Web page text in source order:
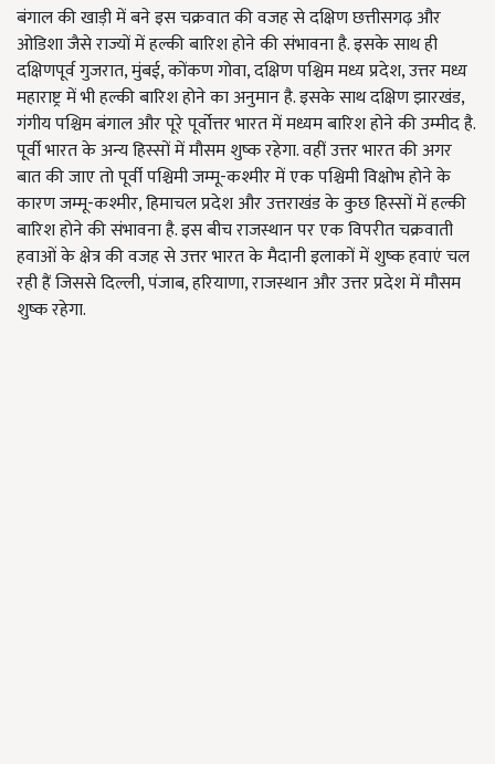
बंगाल की खाड़ी में बने इस चक्रवात की वजह से दक्षिण छत्तीसगढ़ और
ओडिशा जैसे राज्यों में हल्की बारिश होने की संभावना है. इसके साथ ही
दक्षिणपूर्व गुजरात, मुंबई, कोंकण गोवा, दक्षिण पश्चिम मध्य प्रदेश, उत्तर मध्य
महाराष्ट्र में भी हल्की बारिश होने का अनुमान है. इसके साथ दक्षिण झारखंड,
गंगीय पश्चिम बंगाल और पूरे पूर्वोत्तर भारत में मध्यम बारिश होने की उम्मीद है.
पूर्वी भारत के अन्य हिस्सों में मौसम शुष्क रहेगा. वहीं उत्तर भारत की अगर
बात की जाए तो पूर्वी पश्चिमी जम्मू-कश्मीर में एक पश्चिमी विक्षोभ होने के
कारण जम्मू-कश्मीर, हिमाचल प्रदेश और उत्तराखंड के कुछ हिस्सों में हल्की
बारिश होने की संभावना है. इस बीच राजस्थान पर एक विपरीत चक्रवाती
हवाओं के क्षेत्र की वजह से उत्तर भारत के मैदानी इलाकों में शुष्क हवाएं चल
रही हैं जिससे दिल्ली, पंजाब, हरियाणा, राजस्थान और उत्तर प्रदेश में मौसम
शुष्क रहेगा.